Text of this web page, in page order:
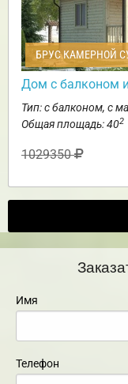
БРУС КАМЕРНОЙ
Дом с балконом
Тип: с балконом, с
Общая площадь: 402
1029350
Имя
Телефон